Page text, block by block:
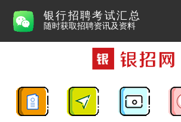
银行招聘考试汇总
随时获取招聘资讯及资料